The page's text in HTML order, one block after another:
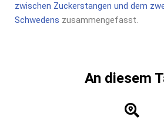
zwischen Zuckerstangen und dem
Schwedens zusammengefasst.
An diesem